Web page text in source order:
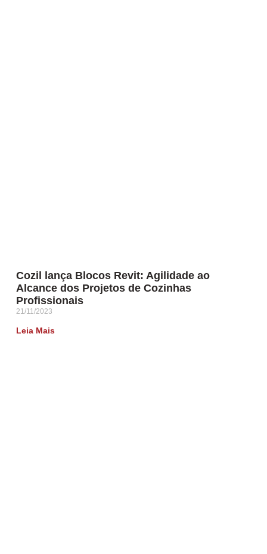
Cozil lança Blocos Revit: Agilidade ao
Alcance dos Projetos de Cozinhas
Profissionais
21/11/2023
Leia Mais